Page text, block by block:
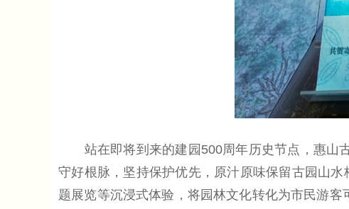
站在即将到来的建园500周年历史节点，惠山古
守好根脉，坚持保护优先，原汁原味保留古园山
题展览等沉浸式体验，将园林文化转化为市民游